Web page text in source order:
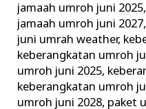
jamaah umroh juni 2025,
jamaah umroh juni 2027,
juni umrah weather,
keberangkatan umroh
umroh juni 2025,
keberangkatan umroh
umroh juni 2028, paket